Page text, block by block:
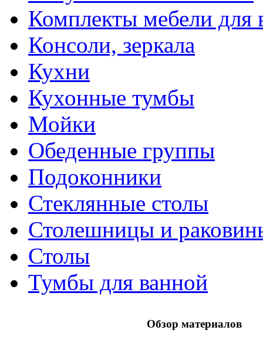
Комплекты мебели для
Консоли, зеркала
Кухни
Кухонные тумбы
Мойки
Обеденные группы
Подоконники
Стеклянные столы
Столешницы и
Столы
Тумбы для ванной
Обзор материалов